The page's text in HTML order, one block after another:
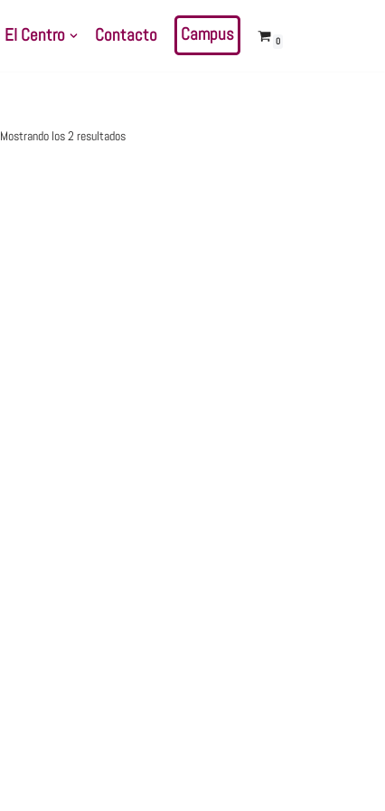
El Centro Contacto Campus 0
Mostrando los 2 resultados